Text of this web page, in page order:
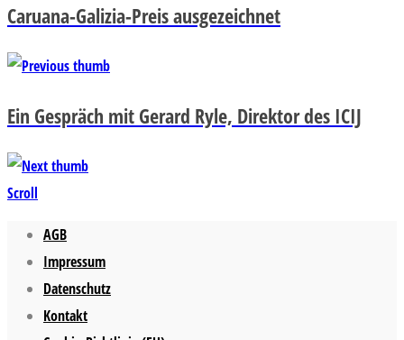
Caruana-Galizia-Preis ausgezeichnet
Ein Gespräch mit Gerard Ryle, Direktor des ICIJ
Scroll
AGB
Impressum
Datenschutz
Kontakt